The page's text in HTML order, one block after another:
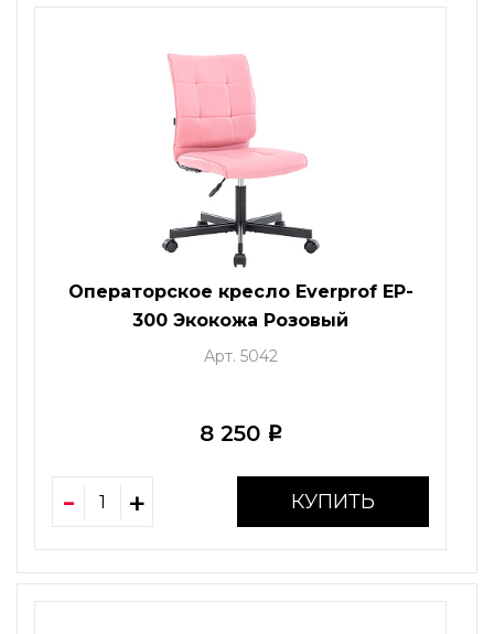
Операторское кресло Everprof EP-
300 Экокожа Розовый
Арт. 5042
8 250 i
КУПИТЬ